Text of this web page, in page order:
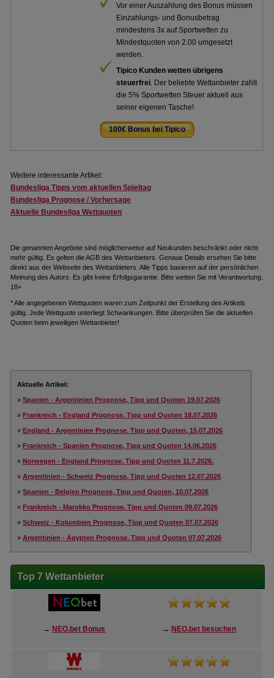
Vor einer Auszahlung des Bonus müssen
Einzahlungs- und Bonusbetrag
mindestens 3x auf Sportwetten zu
Mindestquoten von 2.00 umgesetzt
werden.
Tipico Kunden wetten übrigens
steuerfrei. Der beliebte Wettanbieter zahlt
die 5% Sportwetten Steuer aktuell aus
seiner eigenen Tasche!
100€ Bonus bei Tipico
Weitere interessante Artikel:
Bundesliga Tipps vom aktuellen Spieltag
Bundesliga Prognose / Vorhersage
Aktuelle Bundesliga Wettquoten
Die genannten Angebote sind möglicherweise auf Neukunden beschränkt oder nicht
mehr gültig. Es gelten die AGB des Wettanbieters. Genaue Details ersehen Sie bitte
direkt aus der Webseite des Wettanbieters. Alle Tipps basieren auf der persönlichen
Meinung des Autors. Es gibt keine Erfolgsgarantie. Bitte wetten Sie mit Verantwortung.
18+
* Alle angegebenen Wettquoten waren zum Zeitpunkt der Erstellung des Artikels
gültig. Jede Wettquote unterliegt Schwankungen. Bitte überprüfen Sie die aktuellen
Quoten beim jeweiligen Wettanbieter!
Aktuelle Artikel:
»Spanien - Argentinien Prognose, Tipp und Quoten 19.07.2026
»Frankreich - England Prognose, Tipp und Quoten 18.07.2026
»England - Argentinien Prognose, Tipp und Quoten, 15.07.2026
»Frankreich - Spanien Prognose, Tipp und Quoten 14.06.2026
»Norwegen - England Prognose, Tipp und Quoten 11.7.2026.
»Argentinien - Schweiz Prognose, Tipp und Quoten 12.07.2026
»Spanien - Belgien Prognose, Tipp und Quoten, 10.07.2026
»Frankreich - Marokko Prognose, Tipp und Quoten 09.07.2026
»Schweiz - Kolumbien Prognose, Tipp und Quoten 07.07.2026
»Argentinien - Ägypten Prognose, Tipp und Quoten 07.07.2026
Top 7 Wettanbieter
→ NEO.bet Bonus → NEO.bet besuchen